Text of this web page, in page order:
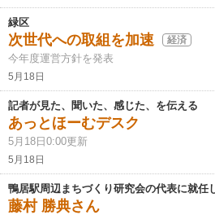
緑区
次世代への取組を加速 経済
今年度運営方針を発表
5月18日
記者が見た、聞いた、感じた、を伝える
あっとほーむデスク
5月18日0:00更新
5月18日
鴨居駅周辺まちづくり研究会の代表に就任
藤村 勝典さん